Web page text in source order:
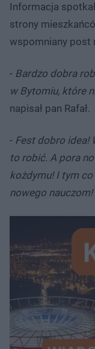
Informacja
strony
wspomniany post
- Bardzo dobra
w Bytomiu, które
napisał pan Rafał.
- Fest dobro idea!
to robić. A pora
kożdymu! I tym
nowego nauczom!